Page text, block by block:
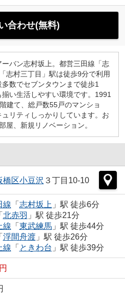
合わせ(無料)
バン志村坂上。都営三田線「志
志村三丁目」駅は徒歩9分で利用
数でセブンタウンまで徒歩1
い生活しやすい環境です。1991
建て、総戸数55戸のマンショ
リティしっかりしています。お
屋、新規リノベーション。
橋区小豆沢 ３丁目10-10
線 「 志村坂上 」駅 徒歩6分
北赤羽 」駅 徒歩21分
線 「 東武練馬」駅 徒歩44分
浮間舟渡」駅 徒歩26分
線 「 ときわ台 」駅 徒歩39分